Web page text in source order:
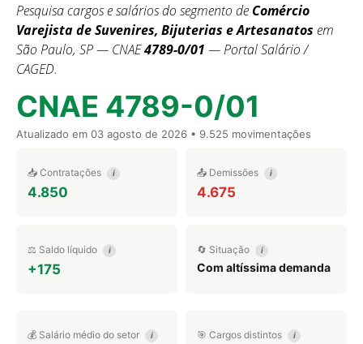
Pesquisa cargos e salários do segmento de Comércio
Varejista de Suvenires, Bijuterias e Artesanatos em
São Paulo, SP — CNAE4789-0/01 — Portal Salário /
CAGED.
CNAE 4789-0/01
Atualizado em 03 agosto de 2026 • 9.525 movimentações
📥 Contratações i
4.850
📤 Demissões i
4.675
⚖️ Saldo líquido i
+175
🔄 Situação i
Com altíssima demanda
💰 Salário médio do setor i 🎯 Cargos distintos i